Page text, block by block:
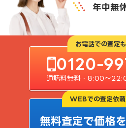
年中無
お電話での査定も
0120-
通話料無料・8:00〜
WEBでの査定依頼
無料査定で価格